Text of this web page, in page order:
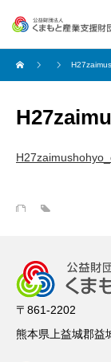
〒861-2202
熊本県上益城郡益